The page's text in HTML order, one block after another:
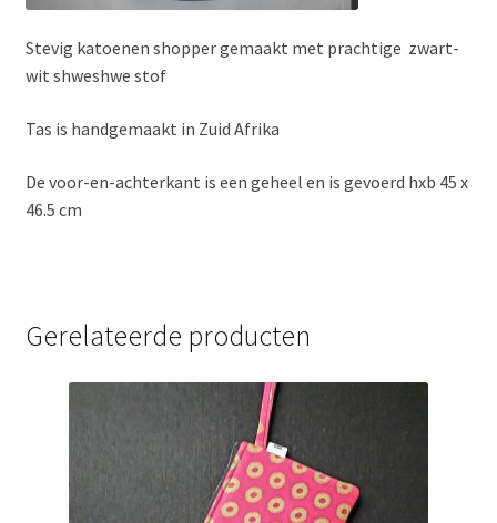
Stevig katoenen shopper gemaakt met prachtige zwart-
wit shweshwe stof
Tas is handgemaakt in Zuid Afrika
De voor-en-achterkant is een geheel en is gevoerd hxb 45 x
46.5 cm
Gerelateerde producten